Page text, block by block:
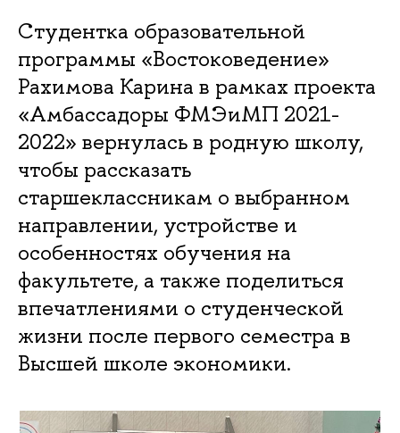
Студентка образовательной
программы «Востоковедение»
Рахимова Карина в рамках проекта
«Амбассадоры ФМЭиМП 2021-
2022» вернулась в родную школу,
чтобы рассказать
старшеклассникам о выбранном
направлении, устройстве и
особенностях обучения на
факультете, а также поделиться
впечатлениями о студенческой
жизни после первого семестра в
Высшей школе экономики.